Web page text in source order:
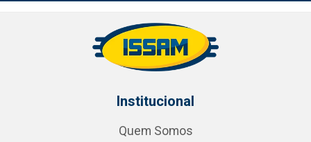
Institucional
Quem Somos